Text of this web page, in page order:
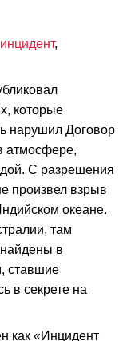
инцидент,
которые
нарушил Договор
атмосфере,
С разрешения
произвел взрыв
океане.
там
в
ставшие
в секрете на
как «Инцидент